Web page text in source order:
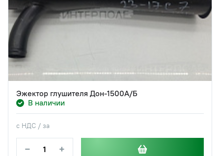
Эжектор глушителя Дон-1500А/Б
В наличии
с НДС / за
− +